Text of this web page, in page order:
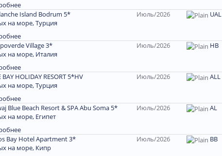
Island Bodrum 5*
на море, Турция
Июль/2026 UAL
Village 3*
на море, Италия
Июль/2026 HB
BAY HOLIDAY RESORT 5*HV
на море, Турция
Июль/2026 ALL
Blue Beach Resort & SPA Abu Soma 5*
на море, Египет
Июль/2026 AL
Bay Hotel Apartment 3*
на море, Кипр
Июль/2026 ВВ